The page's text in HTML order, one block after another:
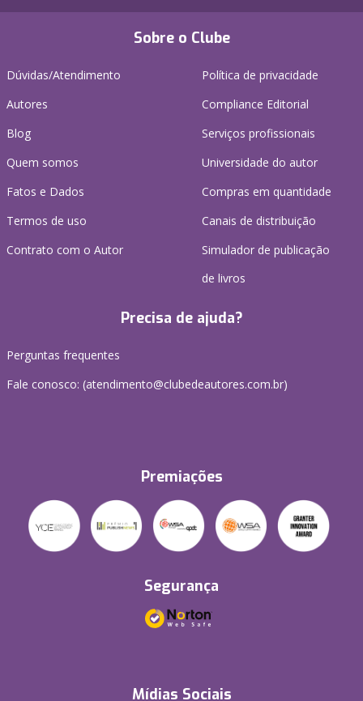
Sobre o Clube
Dúvidas/Atendimento
Autores
Blog
Quem somos
Fatos e Dados
Termos de uso
Contrato com o Autor
Política de privacidade
Compliance Editorial
Serviços profissionais
Universidade do autor
Compras em quantidade
Canais de distribuição
Simulador de publicação
de livros
Precisa de ajuda?
Perguntas frequentes
Fale conosco: (atendimento@clubedeautores.com.br)
Premiações
Segurança
Mídias Sociais